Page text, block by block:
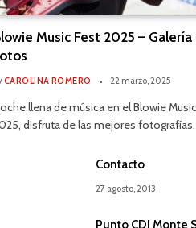
Music Fest 2025 – Galería
CAROLINA ROMERO 22 marzo, 2025
llena de música en el Blowie
disfruta de las mejores fotografías.
Contacto
27 agosto, 2013
Punto CDI Monte